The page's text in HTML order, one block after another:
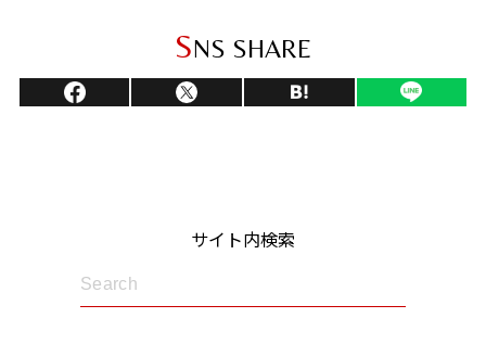
SNS SHARE
サイト内検索